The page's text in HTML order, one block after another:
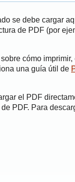
se debe cargar
de PDF (por
cómo
una guía útil de
el PDF
PDF. Para